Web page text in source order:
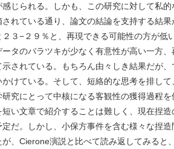
じられる。しかも、この研究に対して私
れている通り、論文の結論を支持する結
３−２９％と、再現できる可能性の方が低
タのバラツキが少なく有意性が高い一方
されている。もちろん由々しき結果だが
けている。そして、短絡的な思考を排し
研究にとって中核になる客観性の獲得過程
い文章で紹介することは難しく、現在捏
だ。しかし、小保方事件を含む様々な捏
、Cierone演説と比べて読み返してみると